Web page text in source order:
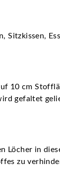
Sitzkissen,
10 cm
gefaltet
Löcher in
zu